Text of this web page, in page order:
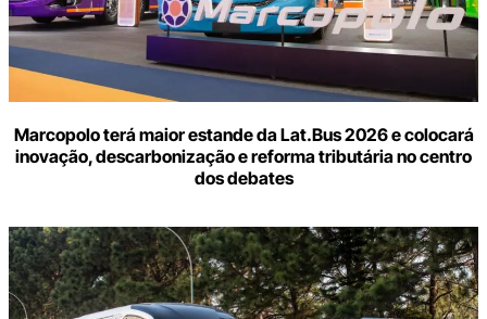
Marcopolo terá maior estande da Lat.Bus 2026 e colocará
inovação, descarbonização e reforma tributária no centro
dos debates